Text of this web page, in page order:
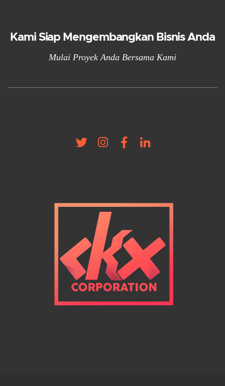
Kami Siap Mengembangkan Bisnis Anda
Mulai Proyek Anda Bersama Kami